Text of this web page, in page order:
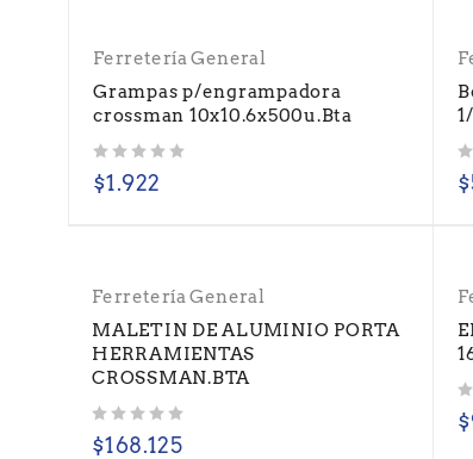
Ferretería General
Grampas p/engrampadora
crossman 10x10.6x500u.Bta
$1.922 $
Ferretería General
MALETIN DE ALUMINIO PORTA
HERRAMIENTAS
CROSSMAN.BTA
$168.125
$